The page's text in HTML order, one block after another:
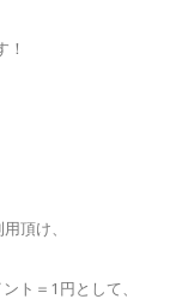
頂け、
ト＝1円として、